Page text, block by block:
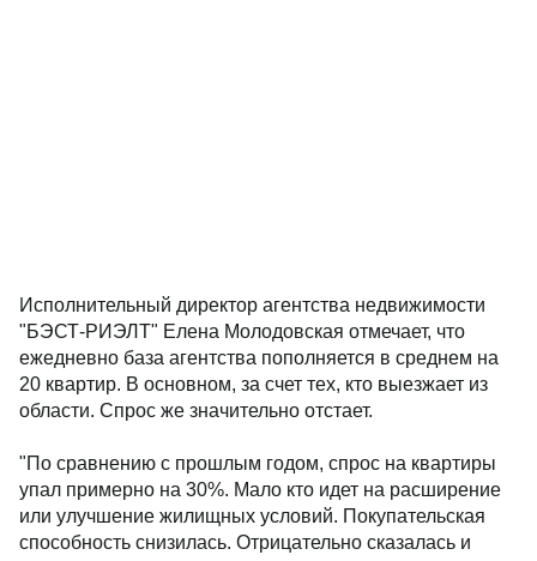
Исполнительный директор агентства недвижимости
"БЭСТ-РИЭЛТ" Елена Молодовская отмечает, что
ежедневно база агентства пополняется в среднем на
20 квартир. В основном, за счет тех, кто выезжает из
области. Спрос же значительно отстает.
"По сравнению с прошлым годом, спрос на квартиры
упал примерно на 30%. Мало кто идет на расширение
или улучшение жилищных условий. Покупательская
способность снизилась. Отрицательно сказалась и